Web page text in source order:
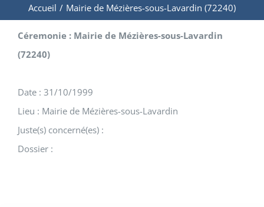
Accueil / Mairie de Mézières-sous-Lavardin (72240)
Céremonie : Mairie de Mézières-sous-Lavardin
(72240)
Date : 31/10/1999
Lieu : Mairie de Mézières-sous-Lavardin
Juste(s) concerné(es) :
Dossier :